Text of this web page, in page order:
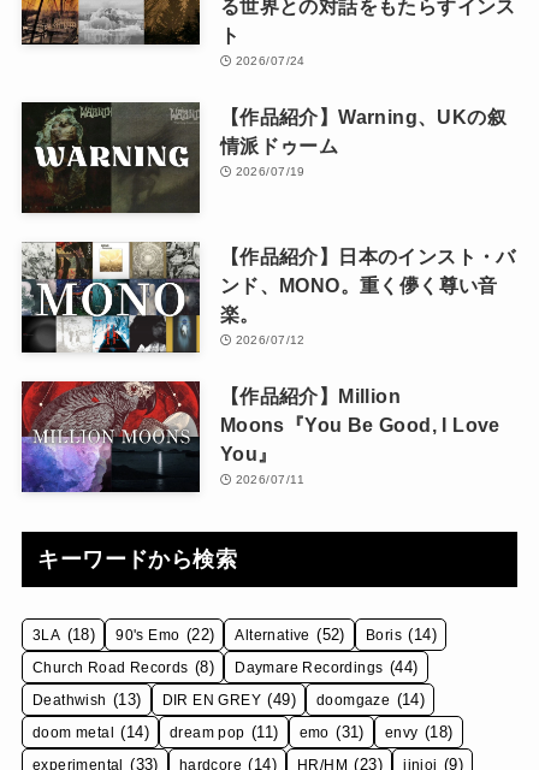
る世界との対話をもたらすインス
ト
2026/07/24
【作品紹介】Warning、UKの叙
情派ドゥーム
2026/07/19
【作品紹介】日本のインスト・バ
ンド、MONO。重く儚く尊い音
楽。
2026/07/12
【作品紹介】Million
Moons『You Be Good, I Love
You』
2026/07/11
キーワードから検索
3LA (18) 90's Emo (22) Alternative (52) Boris (14)
Church Road Records (8) Daymare Recordings (44)
Deathwish (13) DIR EN GREY (49) doomgaze (14)
doom metal (14) dream pop (11) emo (31) envy (18)
experimental (33) hardcore (14) HR/HM (23) iinioi (9)